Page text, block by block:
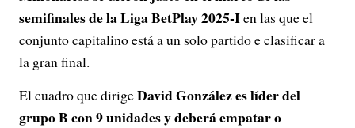
semifinales de la Liga BetPlay 2025-Ien las que el
conjunto capitalino está a un solo partido e clasificar a
la gran final.
El cuadro que dirigeDavid González es líder del
grupo B con 9 unidades y deberá empatar o